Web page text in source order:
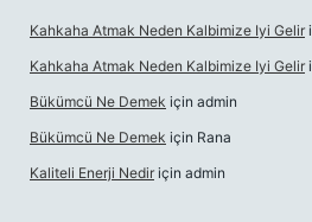
Kahkaha Atmak Neden Kalbimize Iyi Gelir
Kahkaha Atmak Neden Kalbimize Iyi Gelir
Bükümcü Ne Demek için admin
Bükümcü Ne Demek için Rana
Kaliteli Enerji Nedir için admin